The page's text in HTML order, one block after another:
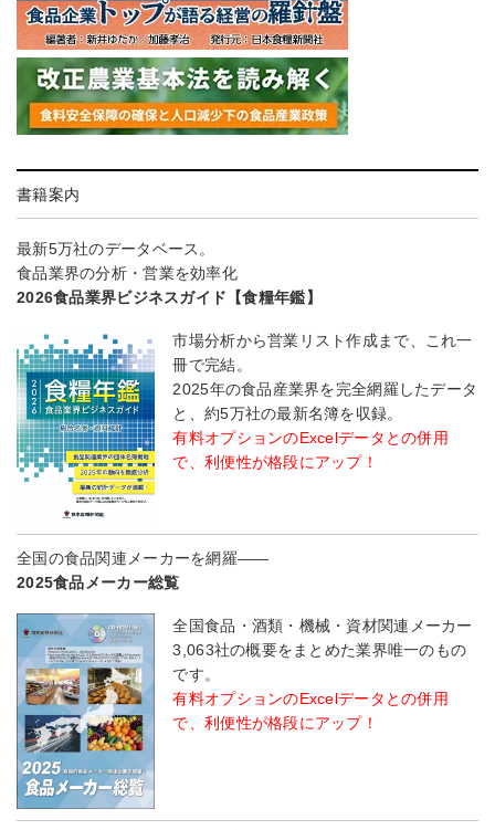
書籍案内
最新5万社のデータベース。
食品業界の分析・営業を効率化
2026食品業界ビジネスガイド【食糧年鑑】
市場分析から営業リスト作成まで、これ一
冊で完結。
2025年の食品産業界を完全網羅したデータ
と、約5万社の最新名簿を収録。
有料オプションのExcelデータとの併用
で、利便性が格段にアップ！
全国の食品関連メーカーを網羅――
2025食品メーカー総覧
全国食品・酒類・機械・資材関連メーカー
3,063社の概要をまとめた業界唯一のもの
です。
有料オプションのExcelデータとの併用
で、利便性が格段にアップ！